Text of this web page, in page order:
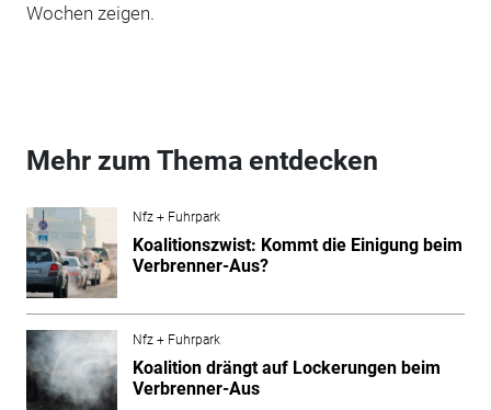
Wochen zeigen.
Mehr zum Thema entdecken
Nfz + Fuhrpark
Koalitionszwist: Kommt die Einigung beim
Verbrenner-Aus?
Nfz + Fuhrpark
Koalition drängt auf Lockerungen beim
Verbrenner-Aus